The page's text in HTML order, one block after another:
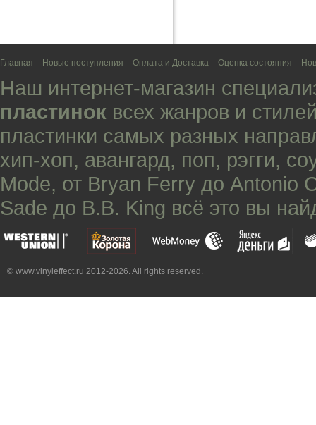
Главная Новые поступления Оплата и Доставка Оценка состояния
Наш интернет-магазин
пластинок всех жанров и
пластинки самых разных
хип-хоп, авангард, поп, рэгги,
Mode, от Bryan Ferry до Antonio
Sade до B.B. King всё это вы
© www.vinyleffect.ru 2012-2026. All rights reserved.